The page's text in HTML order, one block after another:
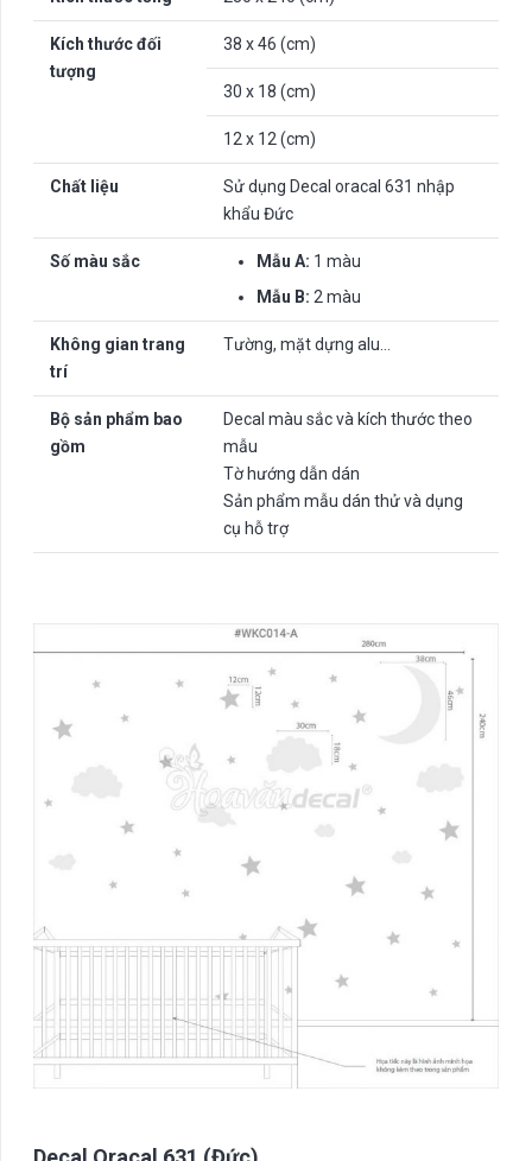
Kích thước đối
tượng
38 x 46 (cm)
30 x 18 (cm)
12 x 12 (cm)
Chất liệu
Sử dụng Decal oracal 631 nhập
khẩu Đức
Số màu sắc Mẫu A: 1 màu
Mẫu B: 2 màu
Không gian trang
trí
Tường, mặt dựng alu…
Bộ sản phẩm bao
gồm
Decal màu sắc và kích thước theo
mẫu
Tờ hướng dẫn dán
Sản phẩm mẫu dán thử và dụng
cụ hỗ trợ